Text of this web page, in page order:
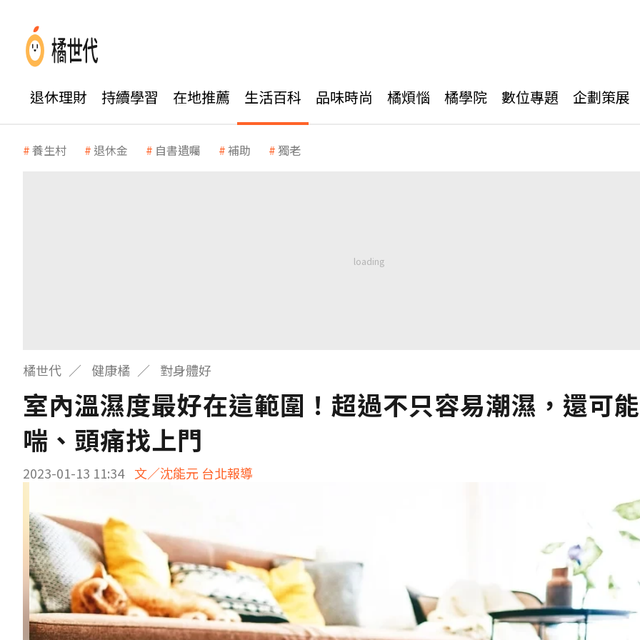
退休理財 持續學習 在地推薦 生活百科 品味時尚 橘煩惱 橘學院 數位專題 企劃策展
養生村 退休金 自書遺囑 補助 獨老
橘世代 健康橘 對身體好
室內溫濕度最好在這範圍！超過不只容易潮濕，還可
喘、頭痛找上門
2023-01-13 11:34 文／沈能元 台北報導